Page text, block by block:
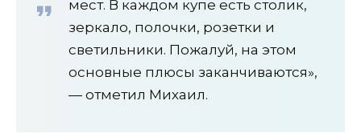
мест. В каждом купе есть столик,
зеркало, полочки, розетки и
светильники. Пожалуй, на этом
основные плюсы заканчиваются»,
— отметил Михаил.